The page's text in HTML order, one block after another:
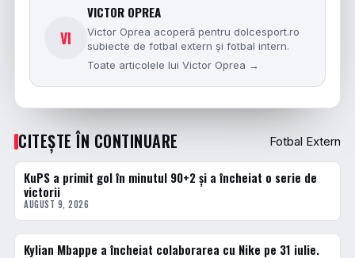
VI
VICTOR OPREA
Victor Oprea acoperă pentru dolcesport.ro
subiecte de fotbal extern și fotbal intern.
Toate articolele lui Victor Oprea →
CITEȘTE ÎN CONTINUARE Fotbal Extern
FOTBAL EXTERN
KuPS a primit gol în minutul 90+2 și a încheiat o serie de
victorii
AUGUST 9, 2026
FOTBAL EXTERN
Kylian Mbappe a încheiat colaborarea cu Nike pe 31 iulie.